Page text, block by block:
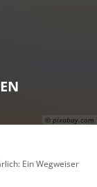
© pixabay.com
Ein Wegweiser